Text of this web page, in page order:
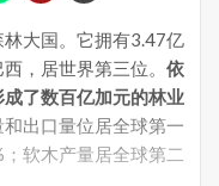
大国。它拥有3.47亿
，居世界第三位。 依
了数百亿加元的林业
出口量位居全球第一
软木产量居全球第二